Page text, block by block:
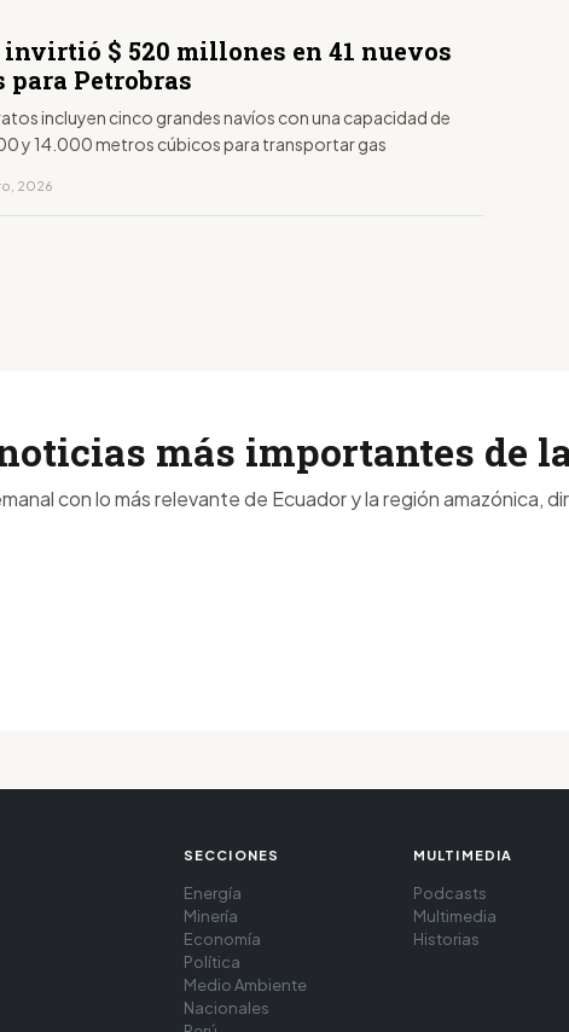
$ 520 millones en 41 nuevos
para Petrobras
incluyen cinco grandes navíos con una capacidad de
y 14.000 metros cúbicos para transportar gas
2026
más importantes de
con lo más relevante de Ecuador y la región amazónica,
SECCIONES
Energía
Minería
Economía
Política
Medio Ambiente
Nacionales
MULTIMEDIA
Podcasts
Multimedia
Historias